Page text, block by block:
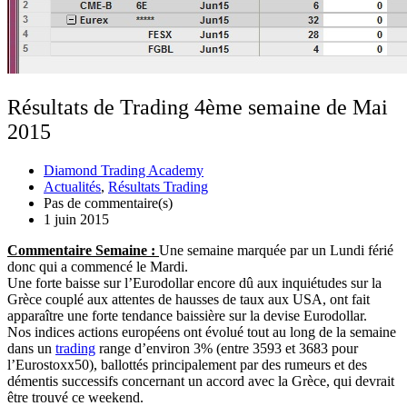
Résultats de Trading 4ème semaine de Mai
2015
Diamond Trading Academy
Actualités, Résultats Trading
Pas de commentaire(s)
1 juin 2015
Commentaire Semaine : Une semaine marquée par un Lundi férié
donc qui a commencé le Mardi.
Une forte baisse sur l’Eurodollar encore dû aux inquiétudes sur la
Grèce couplé aux attentes de hausses de taux aux USA, ont fait
apparaître une forte tendance baissière sur la devise Eurodollar.
Nos indices actions européens ont évolué tout au long de la semaine
dans un trading range d’environ 3% (entre 3593 et 3683 pour
l’Eurostoxx50), ballottés principalement par des rumeurs et des
démentis successifs concernant un accord avec la Grèce, qui devrait
être trouvé ce weekend.